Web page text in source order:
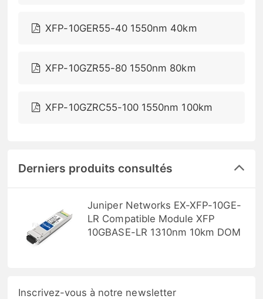
XFP-10GER55-40 1550nm 40km
XFP-10GZR55-80 1550nm 80km
XFP-10GZRC55-100 1550nm 100km
Derniers produits consultés
Juniper Networks EX-XFP-10GE-
LR Compatible Module XFP
10GBASE-LR 1310nm 10km DOM
Inscrivez-vous à notre newsletter